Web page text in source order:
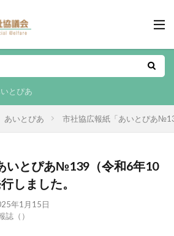
とぴあ
あいとぴあ 市社協広報紙「あいとぴあ
いとぴあ№139（令和6年10
しました。
年1月15日
誌（）